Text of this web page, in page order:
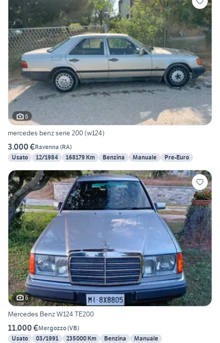
6
mercedes benz serie 200 (w124)
3.000 €Ravenna (RA)
Usato
12/1984 168179 Km Benzina Manuale Pre-Euro
6
Mercedes Benz W124 TE200
11.000 €Mergozzo(VB)
Usato
03/1991 235000 Km Benzina
Manuale